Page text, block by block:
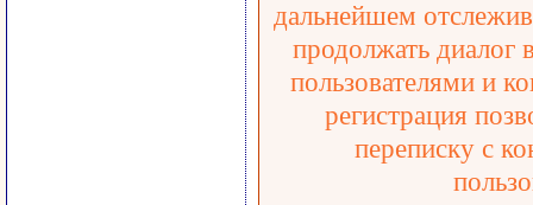
дальнейшем
продолжать диалог
пользователями и
регистрация
переписку с